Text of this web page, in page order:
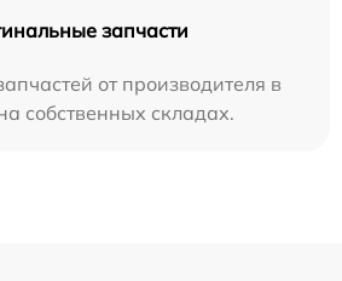
запчасти
от производителя в
собственных складах.